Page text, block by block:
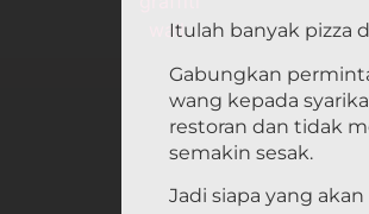
Itulah banyak pizza
Gabungkan
wang kepada
restoran dan tidak
semakin sesak.
Jadi siapa yang